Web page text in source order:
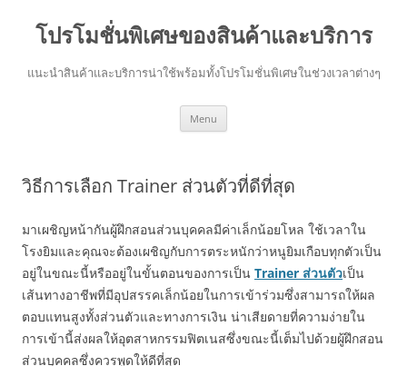
โปรโมชั่นพิเศษของสินค้าและบริการ
แนะนำสินค้าและบริการน่าใช้พร้อมทั้งโปรโมชั่นพิเศษในช่วงเวลาต่างๆ
Menu
วิธีการเลือก Trainer ส่วนตัวที่ดีที่สุด
มาเผชิญหน้ากันผู้ฝึกสอนส่วนบุคคลมีค่าเล็กน้อยโหล ใช้เวลาใน
โรงยิมและคุณจะต้องเผชิญกับการตระหนักว่าหนูยิมเกือบทุกตัวเป็น
อยู่ในขณะนี้หรืออยู่ในขั้นตอนของการเป็น Trainer ส่วนตัวเป็น
เส้นทางอาชีพที่มีอุปสรรคเล็กน้อยในการเข้าร่วมซึ่งสามารถให้ผล
ตอบแทนสูงทั้งส่วนตัวและทางการเงิน น่าเสียดายที่ความง่ายใน
การเข้านี้ส่งผลให้อุตสาหกรรมฟิตเนสซึ่งขณะนี้เต็มไปด้วยผู้ฝึกสอน
ส่วนบุคคลซึ่งควรพูดให้ดีที่สุด